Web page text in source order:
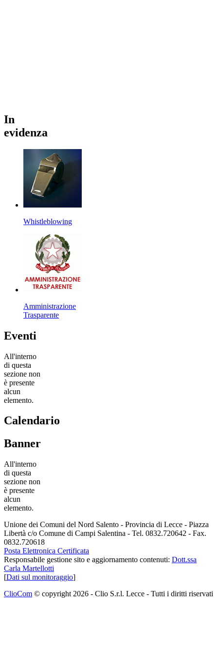
In
evidenza
Whistleblowing
Amministrazione
Trasparente
Eventi
All'interno
di questa
sezione non
è presente
alcun
elemento.
Calendario
Banner
All'interno
di questa
sezione non
è presente
alcun
elemento.
Unione dei Comuni del Nord Salento - Provincia di Lecce - Piazza
Libertà c/o Comune di Campi Salentina - Tel. 0832.720642 - Fax.
0832.720618
Posta Elettronica Certificata
Responsabile gestione sito e aggiornamento contenuti: Dott.ssa
Carla Martellotti
[Dati sul monitoraggio]
ClioCom © copyright 2026 - Clio S.r.l. Lecce - Tutti i diritti riservati